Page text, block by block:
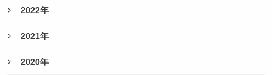
2022年
2021年
2020年